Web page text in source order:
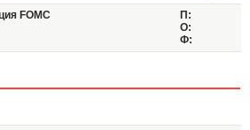
FOMC
П:
О:
Ф: